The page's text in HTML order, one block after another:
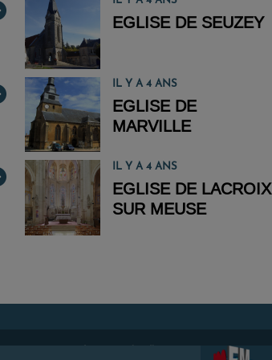
EGLISE DE SEUZEY
IL Y A 4 ANS
EGLISE DE
MARVILLE
IL Y A 4 ANS
EGLISE DE LACROIX
SUR MEUSE
propose decréer une webradiofacilement.